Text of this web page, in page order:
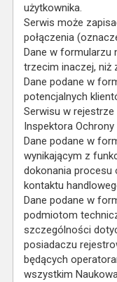
użytkownika.
Serwis może
połączenia
Dane w formularzu
trzecim inaczej, niż
Dane podane w
potencjalnych
Serwisu w
Inspektora
Dane podane w
wynikającym z
dokonania procesu
kontaktu
Dane podane w
podmiotom
szczególności
posiadaczu
będących
wszystkim